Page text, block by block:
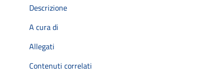
Descrizione
A cura di
Allegati
Contenuti correlati